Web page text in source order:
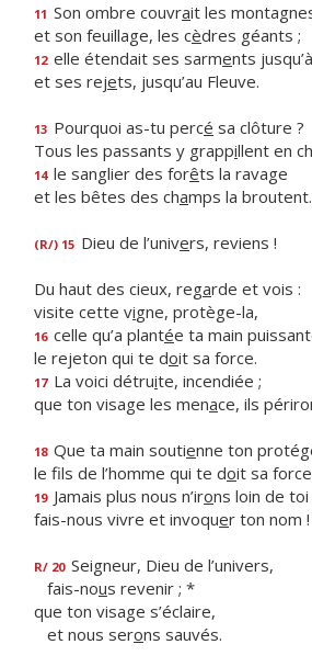
11 Son ombre couvrait les
et son feuillage, les cèdres géants ;
12 elle étendait ses sarments
et ses rejets, jusqu’au Fleuve.
13 Pourquoi as-tu percé sa clôture ?
Tous les passants y grappillent en
14 le sanglier des forêts la ravage
et les bêtes des champs la broutent.
(R/) 15 Dieu de l’univers, reviens !
Du haut des cieux, regarde et vois :
visite cette vigne, protège-la,
16 celle qu’a plantée ta main
le rejeton qui te doit sa force.
17 La voici détruite, incendiée ;
que ton visage les menace, ils
18 Que ta main soutienne ton
le fils de l’homme qui te doit sa
19 Jamais plus nous n’irons loin de toi
fais-nous vivre et invoquer ton nom !
R/ 20 Seigneur, Dieu de l’univers,
fais-nous revenir ; *
que ton visage s’éclaire,
et nous serons sauvés.